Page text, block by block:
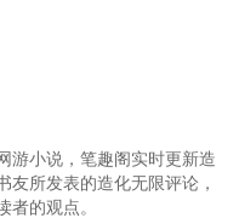
游小说，笔趣阁实时更新造
友所发表的造化无限评论，
者的观点。